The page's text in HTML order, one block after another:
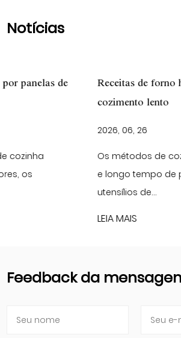
Notícias
Receitas de forno holandês de ferro
Os métodos de cozimento que
e longo tempo de preparação
Feedback da